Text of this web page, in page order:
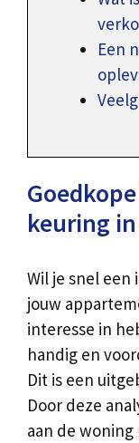
Een
keuring
Wil je snel een
jouw
interesse in
handig en
Dit is een
Door deze
aan de